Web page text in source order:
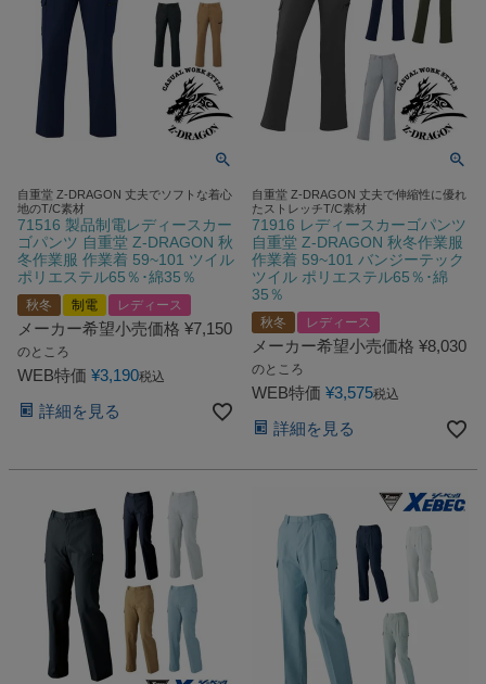
自重堂 Z-DRAGON 丈夫でソフトな着心
地のT/C素材
71516 製品制電レディースカー
ゴパンツ 自重堂 Z-DRAGON 秋
冬作業服 作業着 59~101 ツイル
ポリエステル65％･綿35％
秋冬 制電 レディース
メーカー希望小売価格 ¥7,150
のところ
WEB特価 ¥3,190税込
詳細を見る
自重堂 Z-DRAGON 丈夫で伸縮性に優れ
たストレッチT/C素材
71916 レディースカーゴパンツ
自重堂 Z-DRAGON 秋冬作業服
作業着 59~101 バンジーテック
ツイル ポリエステル65％･綿
35％
秋冬 レディース
メーカー希望小売価格 ¥8,030
のところ
WEB特価 ¥3,575税込
詳細を見る